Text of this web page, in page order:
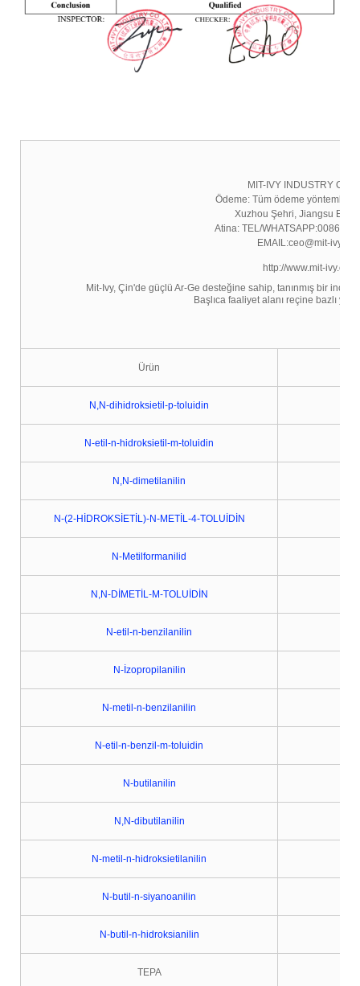
MIT-IVY INDUSTRY
Ödeme: Tüm ödeme yöntemleri
Xuzhou Şehri, Jiangsu
Atina: TEL/WHATSAPP:0086-
EMAIL:ceo@mit-
http://www.mit-ivy.com
Mit-Ivy, Çin'de güçlü Ar-Ge desteğine sahip, tanınmış bir ince
Başlıca faaliyet alanı reçine bazlı
Ürün
N,N-dihidroksietil-p-toluidin
N-etil-n-hidroksietil-m-toluidin
N,N-dimetilanilin
N-(2-HİDROKSİETİL)-N-METİL-4-TOLUİDİN
N-Metilformanilid
N,N-DİMETİL-M-TOLUİDİN
N-etil-n-benzilanilin
N-İzopropilanilin
N-metil-n-benzilanilin
N-etil-n-benzil-m-toluidin
N-butilanilin
N,N-dibutilanilin
N-metil-n-hidroksietilanilin
N-butil-n-siyanoanilin
N-butil-n-hidroksianilin
TEPA